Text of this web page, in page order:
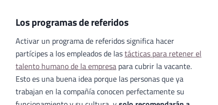
Los programas de referidos
Activar un programa de referidos significa hacer
partícipes a los empleados de lastácticas para retener el
talento humano de la empresa para cubrir la vacante.
Esto es una buena idea porque las personas que ya
trabajan en la compañía conocen perfectamente su